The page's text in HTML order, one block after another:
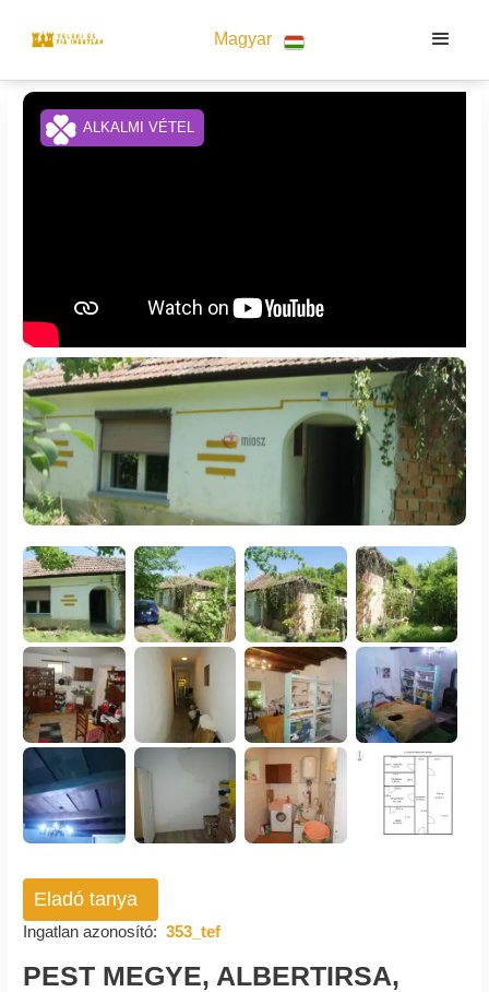
Magyar
ALKALMI VÉTEL
Eladó tanya
Ingatlan azonosító: 353_tef
PEST MEGYE, ALBERTIRSA,